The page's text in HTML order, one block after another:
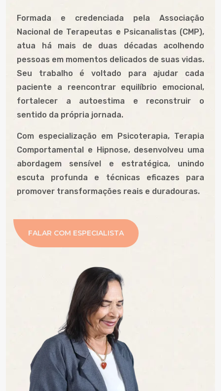
Formada e credenciada pela Associação
Nacional de Terapeutas e Psicanalistas (CMP),
atua há mais de duas décadas acolhendo
pessoas em momentos delicados de suas vidas.
Seu trabalho é voltado para ajudar cada
paciente a reencontrar equilíbrio emocional,
fortalecer a autoestima e reconstruir o
sentido da própria jornada.
Com especialização em Psicoterapia, Terapia
Comportamental e Hipnose, desenvolveu uma
abordagem sensível e estratégica, unindo
escuta profunda e técnicas eficazes para
promover transformações reais e duradouras.
FALAR COM ESPECIALISTA